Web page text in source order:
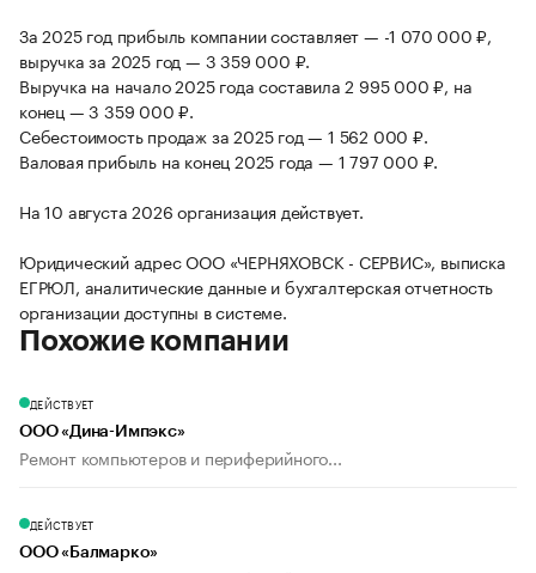
За 2025 год прибыль компании составляет — -1 070 000 ₽,
выручка за 2025 год — 3 359 000 ₽.
Выручка на начало 2025 года составила 2 995 000 ₽, на
конец — 3 359 000 ₽.
Себестоимость продаж за 2025 год — 1 562 000 ₽.
Валовая прибыль на конец 2025 года — 1 797 000 ₽.
На 10 августа 2026 организация действует.
Юридический адрес ООО «ЧЕРНЯХОВСК - СЕРВИС», выписка
ЕГРЮЛ, аналитические данные и бухгалтерская отчетность
организации доступны в системе.
Похожие компании
ДЕЙСТВУЕТ
ООО «Дина-Импэкс»
Ремонт компьютеров и периферийного...
ДЕЙСТВУЕТ
ООО «Балмарко»